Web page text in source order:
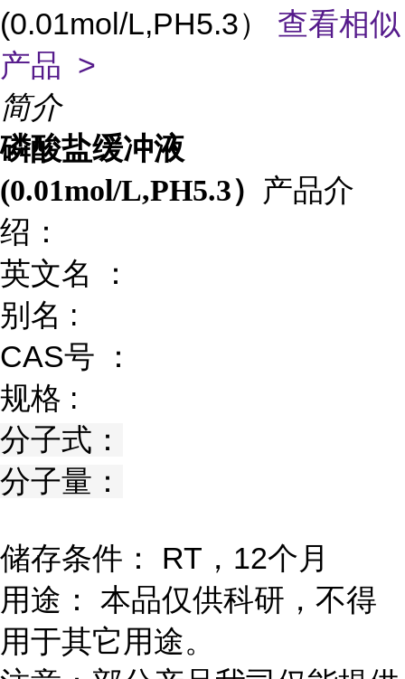
(0.01mol/L,PH5.3） 查看相似
产品 >
简介
磷酸盐缓冲液
(0.01mol/L,PH5.3） 产品介
绍：
英文名 ：
别名 :
CAS号 ：
规格 :
分子式：
分子量：
储存条件： RT，12个月
用途： 本品仅供科研，不得
用于其它用途。